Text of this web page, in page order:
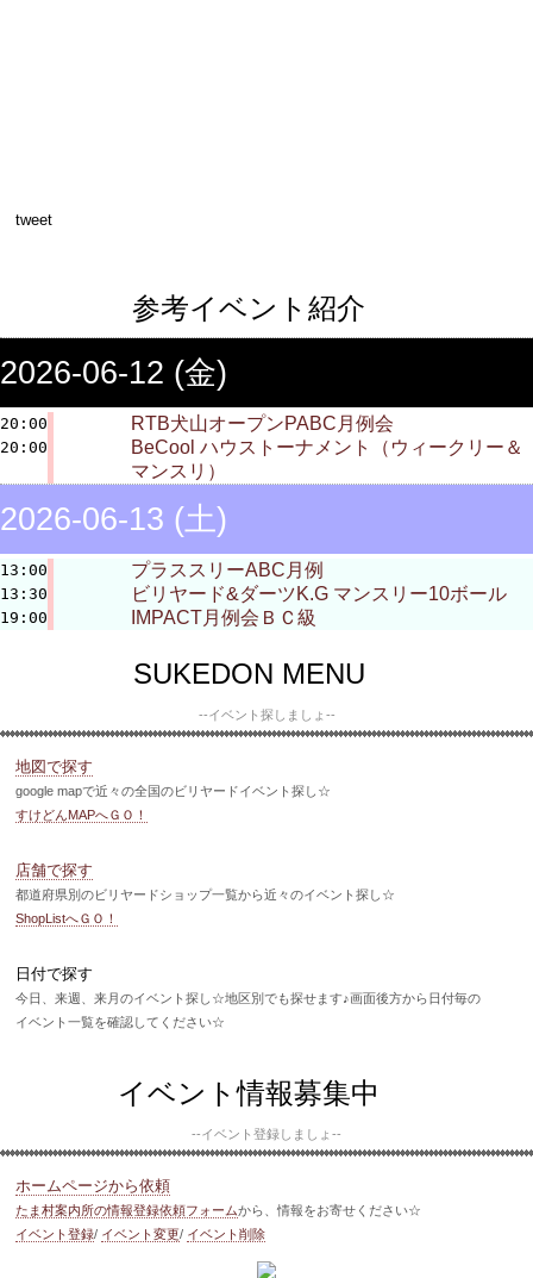
tweet
参考イベント紹介
2026-06-12 (金)
20:00 RTB犬山オープンPABC月例会
20:00
BeCool ハウストーナメント（ウィークリー＆
マンスリ）
2026-06-13 (土)
13:00 プラススリーABC月例
13:30 ビリヤード&ダーツK.G マンスリー10ボール
19:00 IMPACT月例会ＢＣ級
SUKEDON MENU
--イベント探しましょ--
地図で探す
google mapで近々の全国のビリヤードイベント探し☆
すけどんMAPへＧＯ！
店舗で探す
都道府県別のビリヤードショップ一覧から近々のイベント探し☆
ShopListへＧＯ！
日付で探す
今日、来週、来月のイベント探し☆地区別でも探せます♪画面後方から日付毎の
イベント一覧を確認してください☆
イベント情報募集中
--イベント登録しましょ--
ホームページから依頼
たま村案内所の情報登録依頼フォームから、情報をお寄せください☆
イベント登録/ イベント変更/ イベント削除